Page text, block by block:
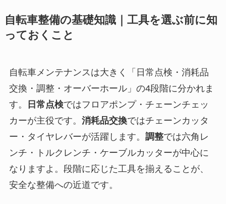
自転車整備の基礎知識｜工具を選ぶ前に知
っておくこと
自転車メンテナンスは大きく「日常点検・消耗品
交換・調整・オーバーホール」の4段階に分かれま
す。
日常点検ではフロアポンプ・チェーンチェッ
カーが主役です。 消耗品交換ではチェーンカッタ
ー・タイヤレバーが活躍します。 調整では六角レ
ンチ・トルクレンチ・ケーブルカッターが中心に
なりますよ。段階に応じた工具を揃えることが、
安全な整備への近道です。